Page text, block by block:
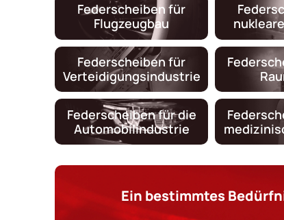
Federscheiben für
Flugzeugbau
Federscheiben für
Verteidigungsindustrie
Federscheiben für die
Automobilindustrie
Ein bestimmtes